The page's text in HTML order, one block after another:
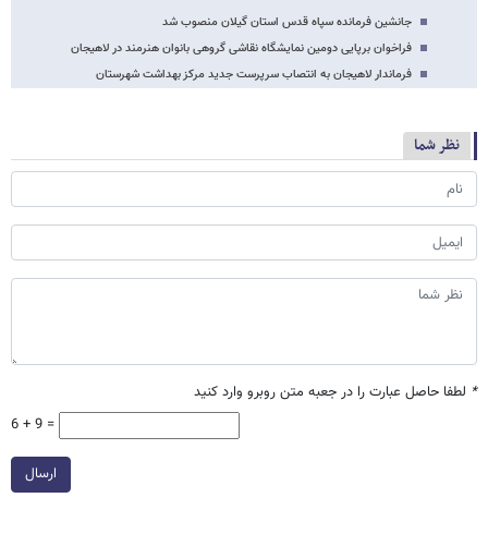
جانشین فرمانده سپاه قدس استان گیلان منصوب شد
فراخوان برپایی دومین نمایشگاه نقاشی گروهی بانوان هنرمند در لاهیجان
فرماندار لاهیجان به انتصاب سرپرست جدید مرکز بهداشت شهرستان
نظر شما
* لطفا حاصل عبارت را در جعبه متن روبرو وارد کنید
6 + 9 =
ارسال